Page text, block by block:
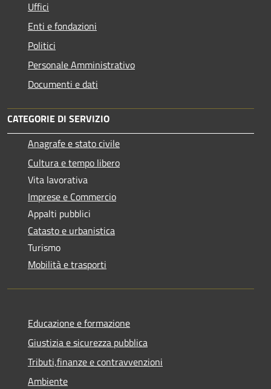
Uffici
Enti e fondazioni
Politici
Personale Amministrativo
Documenti e dati
CATEGORIE DI SERVIZIO
Anagrafe e stato civile
Cultura e tempo libero
Vita lavorativa
Imprese e Commercio
Appalti pubblici
Catasto e urbanistica
Turismo
Mobilità e trasporti
Educazione e formazione
Giustizia e sicurezza pubblica
Tributi,finanze e contravvenzioni
Ambiente